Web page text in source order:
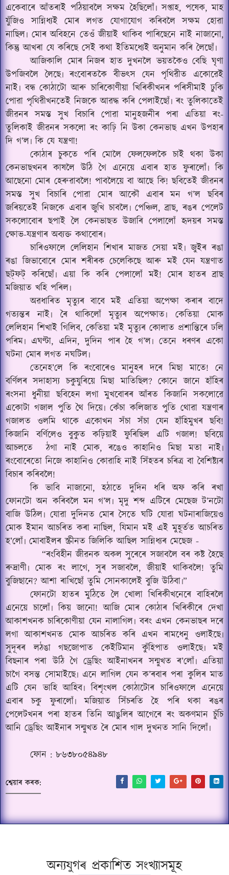
একেবাৰে আঁতৰাই পঠিয়াবলৈ সক্ষম হৈছিলোঁ৷ সপ্তাহ, পষেক, মাহ
যুঁজিও সান্নিধ্যই মোৰ লগত যোগাযোগ কৰিবলৈ সক্ষম হোৱা
নাছিল৷ মোৰ অবিহনে তেওঁ জীয়াই থাকিব পাৰিছেনে নাই নাজানো,
কিন্তু আখৰা যে কৰিছে সেই কথা ইতিমধ্যেই অনুমান কৰি লৈছোঁ৷
আজিকালি মোৰ নিজৰ হাত দুখনলৈ ভয়তকৈও বেছি ঘৃণা
উপজিবলৈ লৈছে৷ ৰংবোৰতকৈ বীভৎস যেন পৃথিৱীত একোৱেই
নাই৷ বন্ধ কোঠাটো আৰু চাৰিকোণীয়া খিৰিকীখনৰ পৰিসীমাই ঢুকি
পোৱা পৃথিৱীখনতেই নিজকে আৱদ্ধ কৰি পেলাইছোঁ৷ ৰং তুলিকাতেই
জীৱনৰ সমস্ত সুখ বিচাৰি পোৱা মানুহজনীৰ পৰা এতিয়া ৰং-
তুলিকাই জীৱনৰ সকলো ৰং কাঢ়ি নি উকা কেনভাছ এখন উপহাৰ
দি গ’ল৷ কি যে যন্ত্ৰণা!
কোঠাৰ চুকতে পৰি মোলৈ ফেলফেলকৈ চাই থকা উকা
কেনভাছখনৰ কাষলৈ উঠি গৈ এনেয়ে এবাৰ হাত ফুৰালোঁ৷ কি
আছেনো মোৰ হেৰুৱাবলৈ! পাবলৈয়ে বা আছে কি! ছবিতেই জীৱনৰ
সমস্ত সুখ বিচাৰি পোৱা মোৰ আকৌ এবাৰ মন গ’ল ছবিৰ
জৰিয়তেই নিজকে এবাৰ জুখি চাবলৈ৷ পেঞ্চিল, ব্ৰাছ, ৰঙৰ পেলেট
সকলোবোৰ ছপাই লৈ কেনভাছত উজাৰি পেলালোঁ হৃদয়ৰ সমস্ত
ক্ষোভ-যন্ত্ৰণাৰ অব্যক্ত কথাবোৰ৷
চাৰিওফালে লেলিহান শিখাৰ মাজত সেয়া মই৷ জুইৰ ৰঙা
ৰঙা জিভাবোৰে মোৰ শৰীৰক চেলেকিছে আৰু মই যেন যন্ত্ৰণাত
ছট্‌ফট্‌ কৰিছোঁ৷ এয়া কি কৰি পেলালোঁ মই! মোৰ হাতৰ ব্ৰাছ
মজিয়াত খহি পৰিল৷
অৱধাৰিত মৃত্যুৰ বাবে মই এতিয়া অপেক্ষা কৰাৰ বাদে
গত্যন্তৰ নাই৷ ৰৈ থাকিলোঁ মৃত্যুৰ অপেক্ষাত৷ কেতিয়া মোক
লেলিহান শিখাই গিলিব, কেতিয়া মই মৃত্যুৰ কোলাত প্ৰশান্তিৰে ঢলি
পৰিম৷ এঘণ্টা, এদিন, দুদিন পাৰ হৈ গ’ল৷ তেনে ধৰণৰ একো
ঘটনা মোৰ লগত নঘটিল৷
তেনেহ’লে কি ৰংবোৰেও মানুহৰ দৰে মিছা মাতে! নে
বৰ্ণিলৰ সদাহাস্য চকুযুৰিয়ে মিছা মাতিছিল? কোনে জানে হাঁহিৰ
ৰংসনা ধুনীয়া ছবিহেন লগা মুখবোৰৰ আঁৰত কিজানি সকলোৱে
একোটা গজাল পুতি থৈ দিয়ে৷ কেঁচা কলিজাত পুতি থোৱা যন্ত্ৰণাৰ
গজালত ওলমি থাকে একোখন সঁচা সঁচা যেন হাঁহিমুখৰ ছবি!
কিজানি বৰ্ণিলেও বুকুত কঢ়িয়াই ফুৰিছিল এটি গজাল! ছবিয়ে
আচলতে
ঠগা নাই মোক, ৰঙেও কাহানিও মিছা মতা নাই৷
ৰংবোৰেতো নিজে কাহানিও কোৱাহি নাই সিঁহতৰ চৰিত্ৰ বা বৈশিষ্ট্যৰ
বিচাৰ কৰিবলৈ!
কি ভাবি নাজানো, হঠাতে দুদিন ধৰি অফ কৰি ৰখা
ফোনটো অন কৰিবলৈ মন গ’ল৷ মৃদু শব্দ এটিৰে মেছেজ ট’নটো
বাজি উঠিল৷ যোৱা দুদিনত মোৰ সৈতে ঘটি যোৱা ঘটনাৰাজিয়েও
মোক ইমান আচৰিত কৰা নাছিল, যিমান মই এই মুহূৰ্তত আচৰিত
হ’লোঁ৷ মোবাইলৰ স্ক্ৰীনত জিলিকি আছিল সান্নিধ্যৰ মেছেজ -
“ৰংবিহীন জীৱনক অকল সুৰেৰে সজাবলৈ বৰ কষ্ট হৈছে
ৰুদ্ৰাণী৷ মোক ৰং লাগে, সুৰ সজাবলৈ, জীয়াই থাকিবলৈ! তুমি
বুজিছানে? আশা ৰাখিছোঁ তুমি সোনকালেই বুজি উঠিবা৷”
ফোনটো হাতৰ মুঠিতে লৈ খোলা খিৰিকীখনেৰে বাহিৰলৈ
এনেয়ে চালোঁ৷ কিয় জানো! আজি মোৰ কোঠাৰ খিৰিকীৰে দেখা
আকাশখনক চাৰিকোণীয়া যেন নালাগিল৷ বৰং এখন কেনভাছৰ দৰে
লগা আকাশখনত মোক আচৰিত কৰি এখন ৰামধেনু ওলাইছে৷
সুদূৰৰ লঠঙা গছজোপাত কেইটিমান কুঁহিপাত ওলাইছে৷ মই
বিছনাৰ পৰা উঠি গৈ ড্ৰেছিং আইনাখনৰ সন্মুখত ৰ’লোঁ৷ এতিয়া
চাগৈ বসন্ত সোমাইছে৷ এনে লাগিল যেন ক’ৰবাৰ পৰা কুলিৰ মাত
এটি যেন ভাহি আহিব৷ বিশৃংখল কোঠাটোৰ চাৰিওফালে এনেয়ে
এবাৰ চকু ফুৰালোঁ৷ মজিয়াত সিঁচৰতি হৈ পৰি থকা ৰঙৰ
পেলেটখনৰ পৰা হাতৰ তিনি আঙুলিৰ আগেৰে ৰং অকণমান চুঁচি
আনি ড্ৰেছিং আইনাৰ সন্মুখত ৰৈ মোৰ গাল দুখনত সানি দিলোঁ৷
ফোন : ৮৬৩৮০৫৪৯৪৮
শ্বেয়াৰ কৰক:
অন্যযুগৰ প্ৰকাশিত সংখ্যাসমূহ